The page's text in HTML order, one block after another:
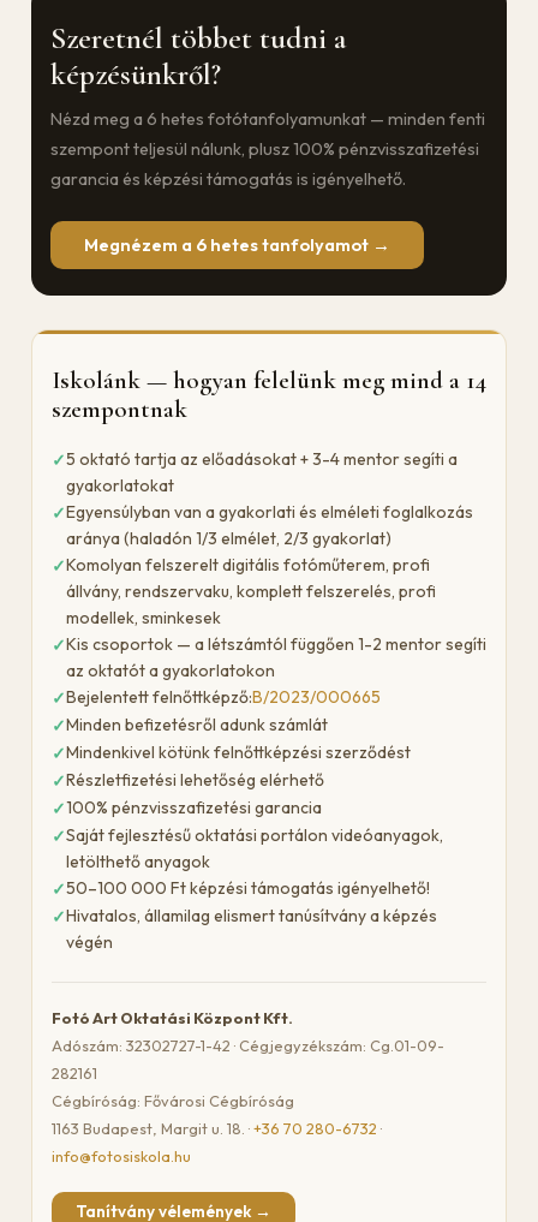
Szeretnél többet tudni a
képzésünkről?
Nézd meg a 6 hetes fotótanfolyamunkat — minden fenti
szempont teljesül nálunk, plusz 100% pénzvisszafizetési
garancia és képzési támogatás is igényelhető.
Megnézem a 6 hetes tanfolyamot →
Iskolánk — hogyan felelünk meg mind a 14
szempontnak
5 oktató tartja az előadásokat + 3-4 mentor segíti a
gyakorlatokat
Egyensúlyban van a gyakorlati és elméleti foglalkozás
aránya (haladón 1/3 elmélet, 2/3 gyakorlat)
Komolyan felszerelt digitális fotóműterem, profi
állvány, rendszervaku, komplett felszerelés, profi
modellek, sminkesek
Kis csoportok — a létszámtól függően 1-2 mentor segíti
az oktatót a gyakorlatokon
Bejelentett felnőttképző:B/2023/000665
Minden befizetésről adunk számlát
Mindenkivel kötünk felnőttképzési szerződést
Részletfizetési lehetőség elérhető
100% pénzvisszafizetési garancia
Saját fejlesztésű oktatási portálon videóanyagok,
letölthető anyagok
50–100 000 Ft képzési támogatás igényelhető!
Hivatalos, államilag elismert tanúsítvány a képzés
végén
Fotó Art Oktatási Központ Kft.
Adószám: 32302727-1-42 · Cégjegyzékszám: Cg.01-09-
282161
Cégbíróság: Fővárosi Cégbíróság
1163 Budapest, Margit u. 18. ·+36 70 280-6732 ·
info@fotosiskola.hu
Tanítvány vélemények →